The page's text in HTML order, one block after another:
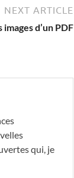
NEXT ARTICLE
d’un PDF
qui, je